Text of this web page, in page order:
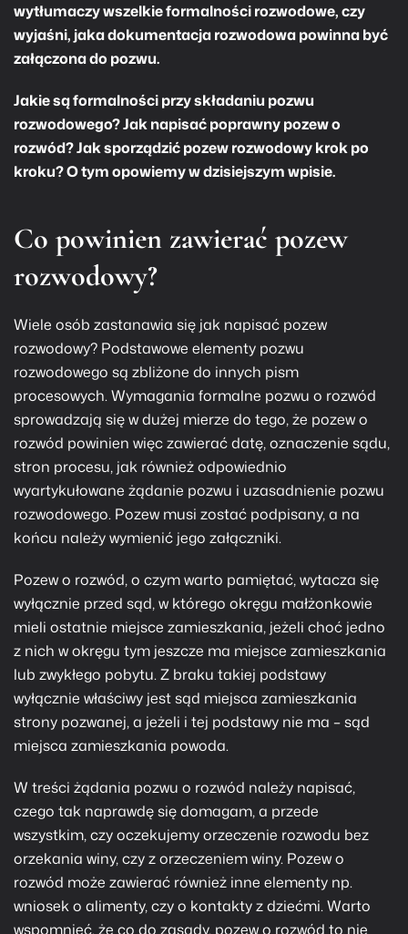
wytłumaczy wszelkie formalności rozwodowe, czy
wyjaśni, jaka dokumentacja rozwodowa powinna być
załączona do pozwu.
Jakie są formalności przy składaniu pozwu
rozwodowego? Jak napisać poprawny pozew o
rozwód? Jak sporządzić pozew rozwodowy krok po
kroku? O tym opowiemy w dzisiejszym wpisie.
Co powinien zawierać pozew
rozwodowy?
Wiele osób zastanawia się jak napisać pozew
rozwodowy? Podstawowe elementy pozwu
rozwodowego są zbliżone do innych pism
procesowych. Wymagania formalne pozwu o rozwód
sprowadzają się w dużej mierze do tego, że pozew o
rozwód powinien więc zawierać datę, oznaczenie sądu,
stron procesu, jak również odpowiednio
wyartykułowane żądanie pozwu i uzasadnienie pozwu
rozwodowego. Pozew musi zostać podpisany, a na
końcu należy wymienić jego załączniki.
Pozew o rozwód, o czym warto pamiętać, wytacza się
wyłącznie przed sąd, w którego okręgu małżonkowie
mieli ostatnie miejsce zamieszkania, jeżeli choć jedno
z nich w okręgu tym jeszcze ma miejsce zamieszkania
lub zwykłego pobytu. Z braku takiej podstawy
wyłącznie właściwy jest sąd miejsca zamieszkania
strony pozwanej, a jeżeli i tej podstawy nie ma – sąd
miejsca zamieszkania powoda.
W treści żądania pozwu o rozwód należy napisać,
czego tak naprawdę się domagam, a przede
wszystkim, czy oczekujemy orzeczenie rozwodu bez
orzekania winy, czy z orzeczeniem winy. Pozew o
rozwód może zawierać również inne elementy np.
wniosek o alimenty, czy o kontakty z dziećmi. Warto
wspomnieć, że co do zasady, pozew o rozwód to nie